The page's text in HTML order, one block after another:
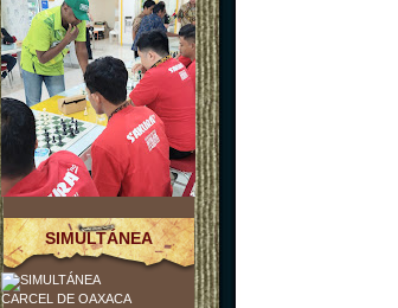
SIMULTÁNEA
CARCEL DE OAXACA